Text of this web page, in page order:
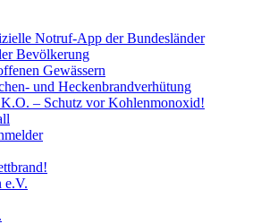
Notruf-App der Bundesländer
Bevölkerung
Gewässern
und Heckenbrandverhütung
– Schutz vor Kohlenmonoxid!
e.V.